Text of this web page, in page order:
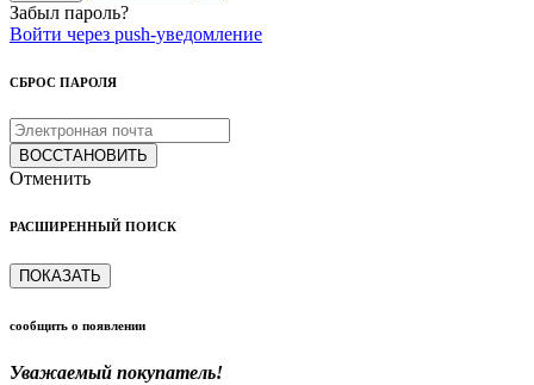
Забыл пароль?
Войти через push-уведомление
СБРОС ПАРОЛЯ
ВОССТАНОВИТЬ
Отменить
РАСШИРЕННЫЙ ПОИСК
ПОКАЗАТЬ
сообщить о появлении
Уважаемый покупатель!